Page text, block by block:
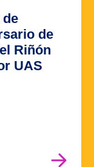
de
Riñón
UAS